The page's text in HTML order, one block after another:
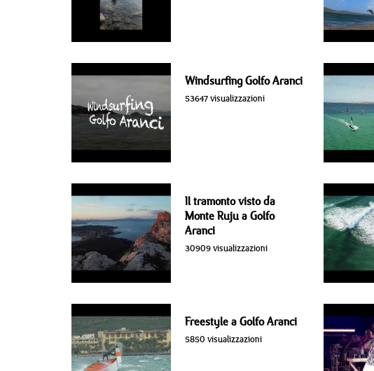
Windsurfing Golfo Aranci
53647 visualizzazioni
Il tramonto visto da
Monte Ruju a Golfo
Aranci
30909 visualizzazioni
Freestyle a Golfo Aranci
5850 visualizzazioni